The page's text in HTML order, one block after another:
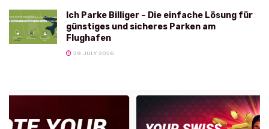
Ich Parke Billiger – Die einfache Lösung für
günstiges und sicheres Parken am
Flughafen
29 JULY 2026